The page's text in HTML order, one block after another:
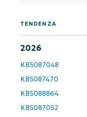
TENDENZA
2026
KB5087048
KB5087470
KB5088864
KB5087052
email*
number*
name*